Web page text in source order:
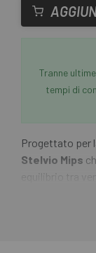
Tranne
tempi di
Progettato per
Stelvio Mips
equilibrio tra
Stelvio integra